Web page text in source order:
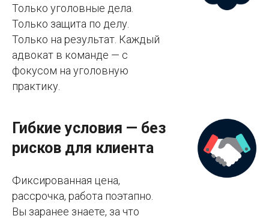
Только уголовные дела.
Только защита по делу.
Только на результат. Каждый
адвокат в команде — с
фокусом на уголовную
практику.
Гибкие условия — без
рисков для клиента
Фиксированная цена,
рассрочка, работа поэтапно.
Вы заранее знаете, за что